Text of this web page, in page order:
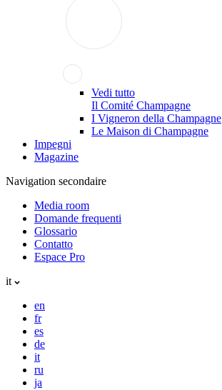
Vedi tutto
Il Comité Champagne
I Vigneron della Champagne
Le Maison di Champagne
Impegni
Magazine
Navigation secondaire
Media room
Domande frequenti
Glossario
Contatto
Espace Pro
it
en
fr
es
de
it
ru
ja